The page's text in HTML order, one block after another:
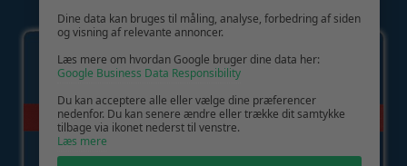
GIV GLÆDE MED ET GAVEKORT!
Dine data kan bruges til måling, analyse, forbedring af siden
og visning af relevante annoncer.
Læs mere om hvordan Google bruger dine data her:
Google Business Data Responsibility
Du kan acceptere alle eller vælge dine præferencer
nedenfor. Du kan senere ændre eller trække dit samtykke
tilbage via ikonet nederst til venstre.
Læs mere